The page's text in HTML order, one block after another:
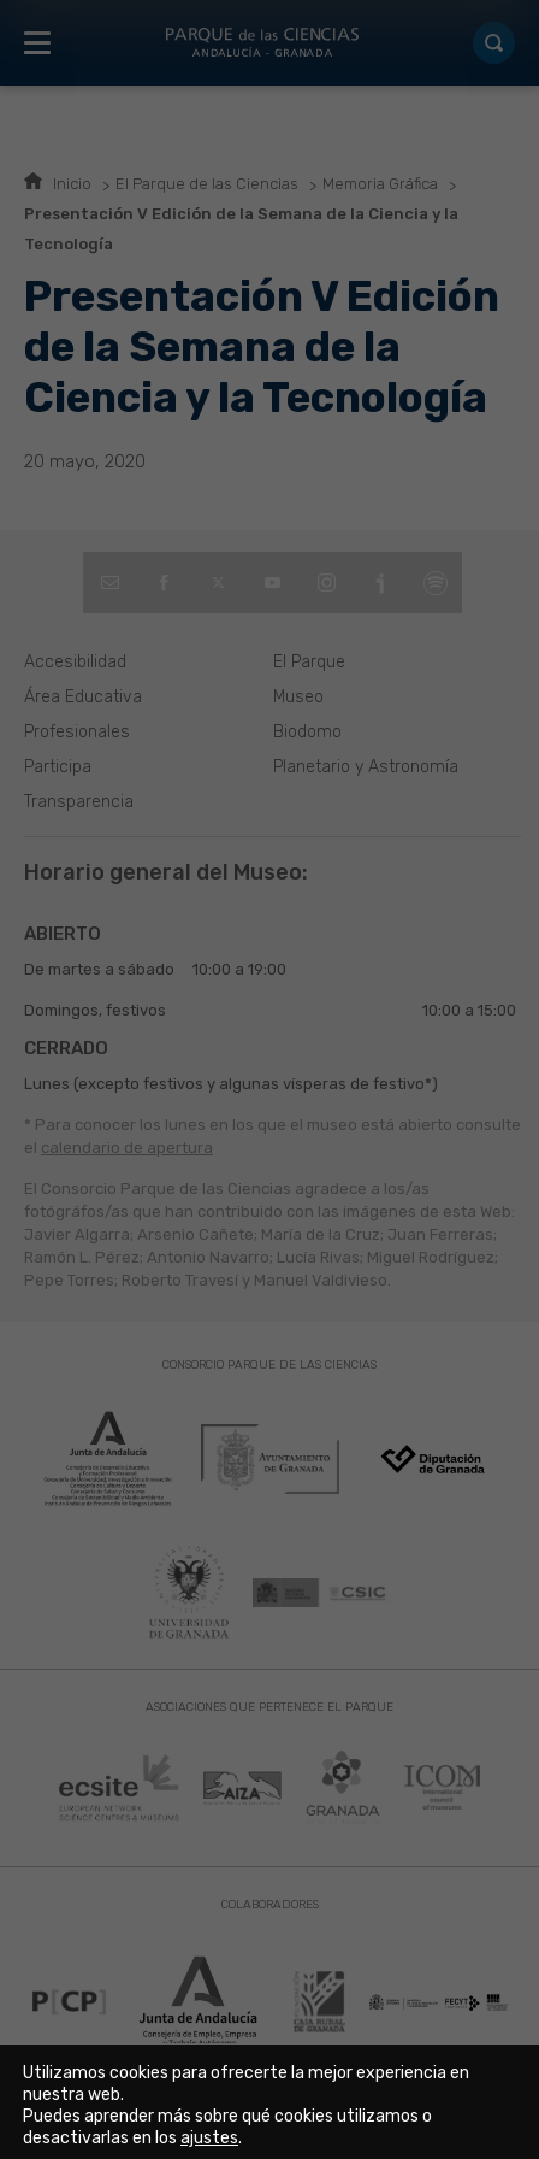
Inicio El Parque de las Ciencias
Memoria Gráfica
Presentación V Edición de la Semana de la Ciencia y la
Tecnología
Presentación V Edición
de la Semana de la
Ciencia y la Tecnología
20 mayo, 2020
El Parque
Museo
Biodomo
Planetario y Astronomía
Área Educativa
Profesionales
Participa
Transparencia
Accesibilidad
Horario general del Museo:
ABIERTO
De martes a sábado 10:00 a 19:00
Domingos, festivos 10:00 a 15:00
CERRADO
Lunes (excepto festivos y algunas vísperas de festivo*)
* Para conocer los lunes en los que el museo está abierto consulte
el calendario de apertura
El Consorcio Parque de las Ciencias agradece a los/as
fotógráfos/as que han contribuido con las imágenes de esta Web:
Javier Algarra; Arsenio Cañete; María de la Cruz; Juan Ferreras;
Ramón L. Pérez; Antonio Navarro; Lucía Rivas; Miguel Rodríguez;
Pepe Torres; Roberto Travesí y Manuel Valdivieso.
ASOCIACIONES QUE PERTENECE EL PARQUE
CONSORCIO PARQUE DE LAS CIENCIAS
COLABORADORES
Aviso Legal | Política de Privacidad | Política de Cookies
Copyright © 2021. Parque de las Ciencias. Avda. de la Ciencia s/n
Utilizamos cookies para ofrecerte la mejor experiencia en
nuestra web.
Puedes aprender más sobre qué cookies utilizamos o
desactivarlas en los ajustes.